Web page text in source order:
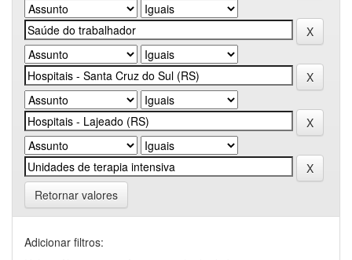
Retornar valores
Adicionar filtros: